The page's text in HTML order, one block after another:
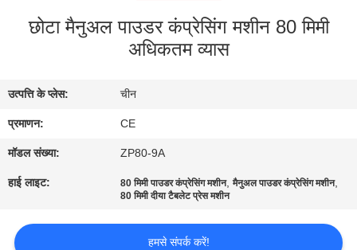
भ्रमण
नियंत्रण
संपर्क
करें
समाचार
छोटा मैनुअल पाउडर कंप्रेसिंग मशीन 80 मिमी
अधिकतम व्यास
उत्पत्ति के प्लेस: चीन
प्रमाणन: CE
मॉडल संख्या: ZP80-9A
हाई लाइट: 80 मिमी पाउडर कंप्रेसिंग मशीन,मैनुअल पाउडर कंप्रेसिंग मशीन,
80 मिमी दीया टैबलेट प्रेस मशीन
हमसे संपर्क करें!